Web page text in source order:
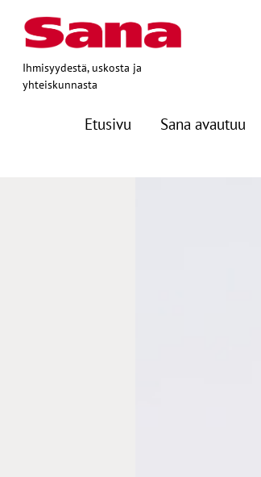
Ihmisyydestä, uskosta ja
yhteiskunnasta
Etusivu Sana avautuu